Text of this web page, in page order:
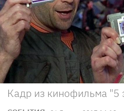
Кадр из кинофильма "5